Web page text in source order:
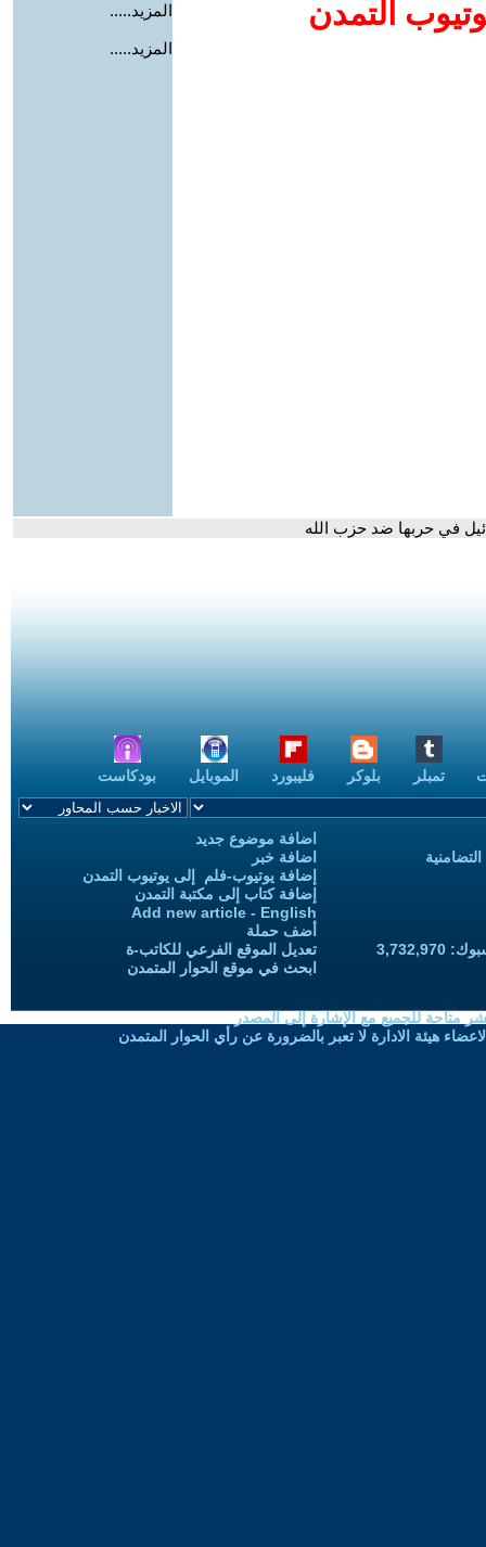
التمدن المزيد.....
المزيد.....
في حربها ضد حزب الله
تمبلر بلوكر فليبورد الموبايل بودكاست
اضافة موضوع جديد
اضافة خبر
إضافة يوتيوب-فلم إلى يوتيوب التمدن
إضافة كتاب إلى مكتبة التمدن
Add new article - English
أضف حملة
تعديل الموقع الفرعي للكاتب-ة
ابحث في موقع الحوار المتمدن
متاحة للجميع مع الإشارة إلى المصدر
هيئة الادارة لا تعبر بالضرورة عن رأي الحوار المتمدن